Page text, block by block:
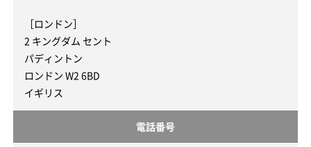
［ロンドン］
2 キングダム セント
パディントン
ロンドン W2 6BD
イギリス
電話番号